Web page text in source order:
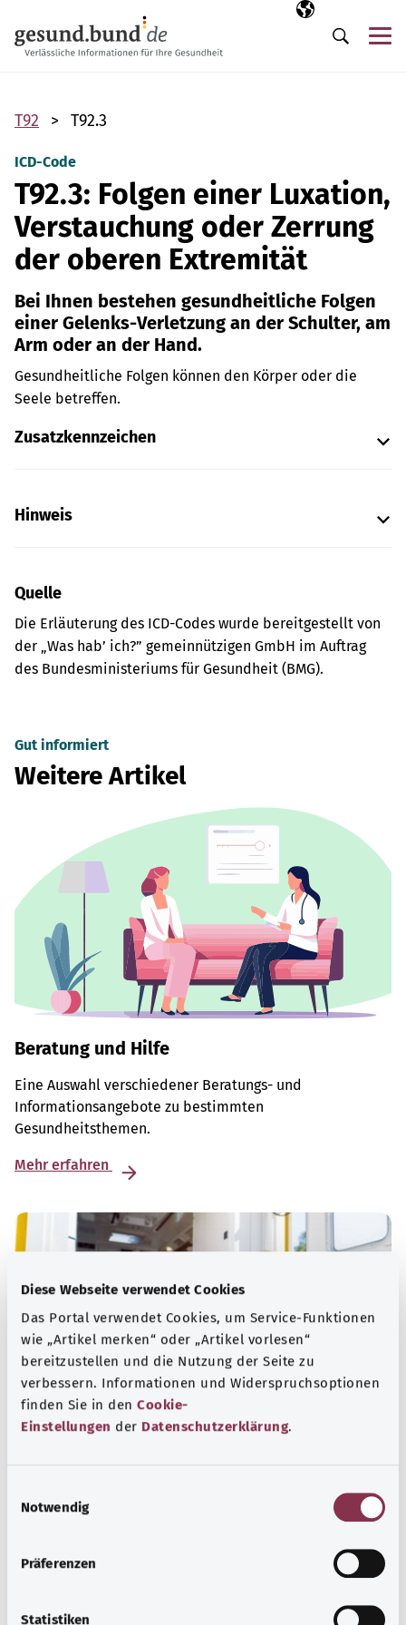
Diese Webseite verwendet Cookies
Das Portal verwendet Cookies, um Service-Funktionen
wie „Artikel merken“ oder „Artikel vorlesen“
bereitzustellen und die Nutzung der Seite zu
verbessern. Informationen und Widerspruchsoptionen
finden Sie in den Cookie-
Einstellungen der Datenschutzerklärung.
Notwendig
Präferenzen
Statistiken
Ausgewählte
DE
Suche
T92 T92.3
ICD-Code
T92.3: Folgen einer Luxation,
Verstauchung oder Zerrung
der oberen Extremität
Bei Ihnen bestehen gesundheitliche Folgen
einer Gelenks-Verletzung an der Schulter, am
Arm oder an der Hand.
Gesundheitliche Folgen können den Körper oder die
Seele betreffen.
Zusatzkennzeichen
Hinweis
Quelle
Die Erläuterung des ICD-Codes wurde bereitgestellt von
der „Was hab’ ich?” gemeinnützigen GmbH im Auftrag
des Bundesministeriums für Gesundheit (BMG).
Gut informiert
Weitere Artikel
Beratung und Hilfe
Eine Auswahl verschiedener Beratungs- und
Informationsangebote zu bestimmten
Gesundheitsthemen.
Mehr erfahren
Erfahren Sie hier, welche Notrufe und Beratungstelefone
bei dringenden gesundheitlichen Problemen, akuten
Mehr erfahren